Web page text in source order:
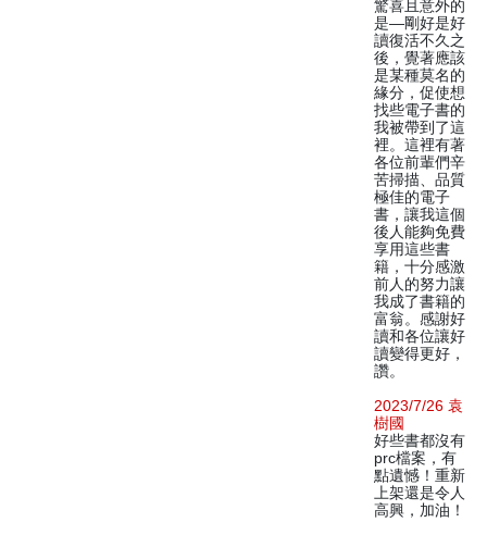
驚喜且意外的
是—剛好是好
讀復活不久之
後，覺著應該
是某種莫名的
緣分，促使想
找些電子書的
我被帶到了這
裡。這裡有著
各位前輩們辛
苦掃描、品質
極佳的電子
書，讓我這個
後人能夠免費
享用這些書
籍，十分感激
前人的努力讓
我成了書籍的
富翁。感謝好
讀和各位讓好
讀變得更好，
讚。
2023/7/26 袁
樹國
好些書都沒有
prc檔案，有
點遺憾！重新
上架還是令人
高興，加油！